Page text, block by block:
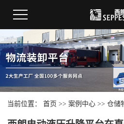
当前位置： 首页 >> 案例中心 >> 仓储